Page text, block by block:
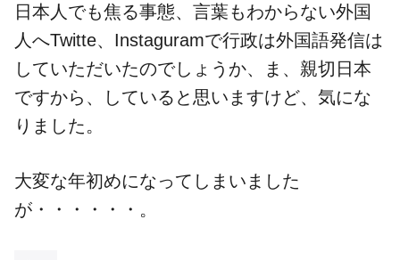
日本人でも焦る事態、言葉もわからない外国
人へTwitte、Instaguramで行政は外国語発信は
していただいたのでしょうか、ま、親切日本
ですから、していると思いますけど、気にな
りました。
大変な年初めになってしまいました
が・・・・・・。